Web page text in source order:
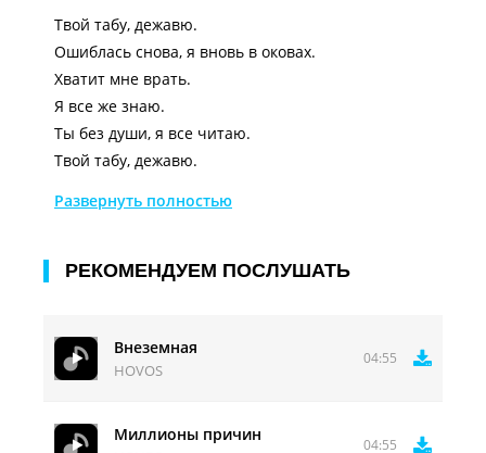
Твой табу, дежавю.
Ошиблась снова, я вновь в оковах.
Хватит мне врать.
Я все же знаю.
Ты без души, я все читаю.
Твой табу, дежавю.
Я залип на тебя малыш.
Развернуть полностью
РЕКОМЕНДУЕМ ПОСЛУШАТЬ
Внеземная
HOVOS
04:55
Миллионы причин
04:55